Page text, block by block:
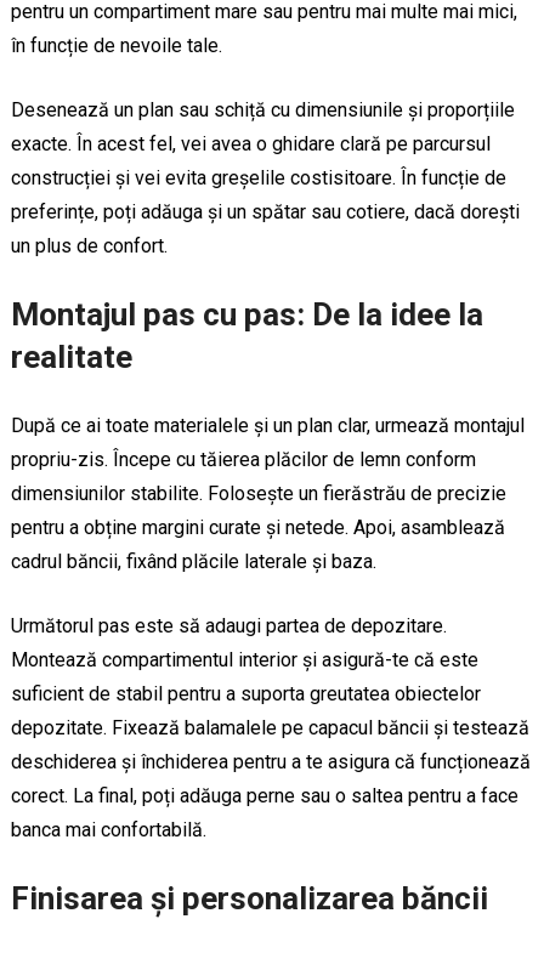
pentru un compartiment mare sau pentru mai multe mai mici,
în funcție de nevoile tale.
Desenează un plan sau schiță cu dimensiunile și proporțiile
exacte. În acest fel, vei avea o ghidare clară pe parcursul
construcției și vei evita greșelile costisitoare. În funcție de
preferințe, poți adăuga și un spătar sau cotiere, dacă dorești
un plus de confort.
Montajul pas cu pas: De la idee la
realitate
După ce ai toate materialele și un plan clar, urmează montajul
propriu-zis. Începe cu tăierea plăcilor de lemn conform
dimensiunilor stabilite. Folosește un fierăstrău de precizie
pentru a obține margini curate și netede. Apoi, asamblează
cadrul băncii, fixând plăcile laterale și baza.
Următorul pas este să adaugi partea de depozitare.
Montează compartimentul interior și asigură-te că este
suficient de stabil pentru a suporta greutatea obiectelor
depozitate. Fixează balamalele pe capacul băncii și testează
deschiderea și închiderea pentru a te asigura că funcționează
corect. La final, poți adăuga perne sau o saltea pentru a face
banca mai confortabilă.
Finisarea și personalizarea băncii